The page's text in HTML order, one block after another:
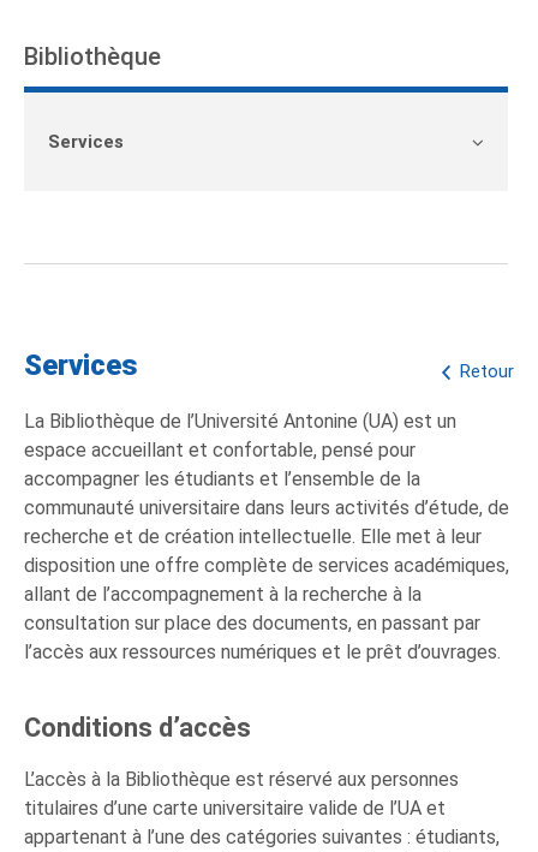
Bibliothèque
Services
Retour
Services
La Bibliothèque de l’Université Antonine (UA) est un
espace accueillant et confortable, pensé pour
accompagner les étudiants et l’ensemble de la
communauté universitaire dans leurs activités d’étude, de
recherche et de création intellectuelle. Elle met à leur
disposition une offre complète de services académiques,
allant de l’accompagnement à la recherche à la
consultation sur place des documents, en passant par
l’accès aux ressources numériques et le prêt d’ouvrages.
Conditions d’accès
L’accès à la Bibliothèque est réservé aux personnes
titulaires d’une carte universitaire valide de l’UA et
appartenant à l’une des catégories suivantes : étudiants,